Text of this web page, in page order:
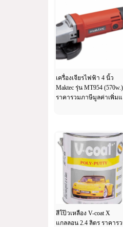
เครื่องเจียรไฟฟ้า 4 นิ้ว
Maktec รุ่น MT954 (570w.)
ราคารวมภาษีมูลค่าเพิ่ม
สีโป๊วเหลือง V-coat X
แกลลอน 2.4 ลิตร ราคาร